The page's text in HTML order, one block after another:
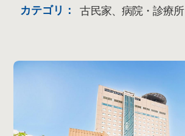
カテゴリ： 古民家、病院・診療所